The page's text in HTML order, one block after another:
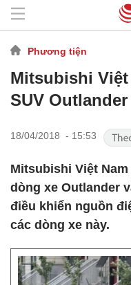
Phương tiện
Mitsubishi
SUV
18/04/2018 - 15:53
Mitsubishi Việt
dòng xe Outlander
điều khiển nguồn
các dòng xe này.